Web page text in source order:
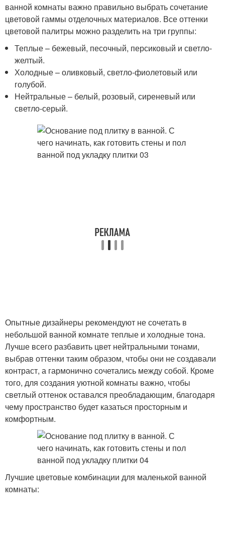
ванной комнаты важно правильно выбрать сочетание
цветовой гаммы отделочных материалов. Все оттенки
цветовой палитры можно разделить на три группы:
Теплые – бежевый, песочный, персиковый и светло-
желтый.
Холодные – оливковый, светло-фиолетовый или
голубой.
Нейтральные – белый, розовый, сиреневый или
светло-серый.
Опытные дизайнеры рекомендуют не сочетать в
небольшой ванной комнате теплые и холодные тона.
Лучше всего разбавить цвет нейтральными тонами,
выбрав оттенки таким образом, чтобы они не создавали
контраст, а гармонично сочетались между собой. Кроме
того, для создания уютной комнаты важно, чтобы
светлый оттенок оставался преобладающим, благодаря
чему пространство будет казаться просторным и
комфортным.
Лучшие цветовые комбинации для маленькой ванной
комнаты: